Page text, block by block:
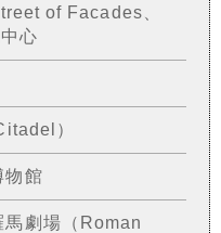
of Facades、
心
）
物館
劇場（Roman